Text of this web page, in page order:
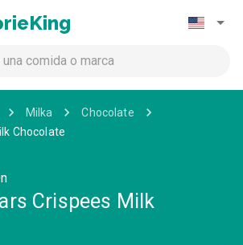
Milka
Chocolate
Chocolate
Crispees Milk